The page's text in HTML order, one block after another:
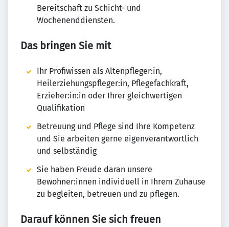
Bereitschaft zu Schicht- und
Wochenenddiensten.
Das bringen Sie mit
Ihr Profiwissen als Altenpfleger:in,
Heilerziehungspfleger:in, Pflegefachkraft,
Erzieher:in:in oder Ihrer gleichwertigen
Qualifikation
Betreuung und Pflege sind Ihre Kompetenz
und Sie arbeiten gerne eigenverantwortlich
und selbständig
Sie haben Freude daran unsere
Bewohner:innen individuell in Ihrem Zuhause
zu begleiten, betreuen und zu pflegen.
Darauf können Sie sich freuen